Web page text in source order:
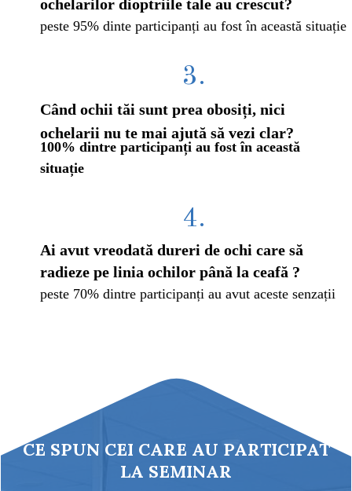
ochelarilor dioptriile tale au crescut?
peste 95% dinte participanți au fost în această situație
3.
Când ochii tăi sunt prea obosiți, nici
ochelarii nu te mai ajută să vezi clar?
100% dintre participanți au fost în această
situație
4.
Ai avut vreodată dureri de ochi care să
radieze pe linia ochilor până la ceafă ?
peste 70% dintre participanți au avut aceste senzații
CE SPUN CEI CARE AU PARTICIPAT
LA SEMINAR